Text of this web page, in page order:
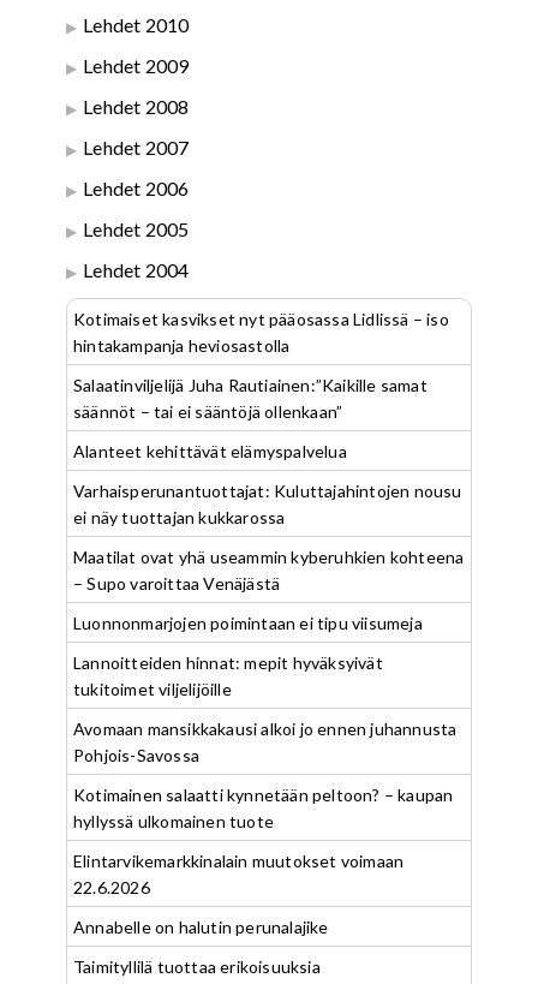
Lehdet 2010
Lehdet 2009
Lehdet 2008
Lehdet 2007
Lehdet 2006
Lehdet 2005
Lehdet 2004
Kotimaiset kasvikset nyt pääosassa Lidlissä – iso
hintakampanja heviosastolla
Salaatinviljelijä Juha Rautiainen:”Kaikille samat
säännöt – tai ei sääntöjä ollenkaan”
Alanteet kehittävät elämyspalvelua
Varhaisperunantuottajat: Kuluttajahintojen nousu
ei näy tuottajan kukkarossa
Maatilat ovat yhä useammin kyberuhkien kohteena
– Supo varoittaa Venäjästä
Luonnonmarjojen poimintaan ei tipu viisumeja
Lannoitteiden hinnat: mepit hyväksyivät
tukitoimet viljelijöille
Avomaan mansikkakausi alkoi jo ennen juhannusta
Pohjois-Savossa
Kotimainen salaatti kynnetään peltoon? – kaupan
hyllyssä ulkomainen tuote
Elintarvikemarkkinalain muutokset voimaan
22.6.2026
Annabelle on halutin perunalajike
Taimityllilä tuottaa erikoisuuksia